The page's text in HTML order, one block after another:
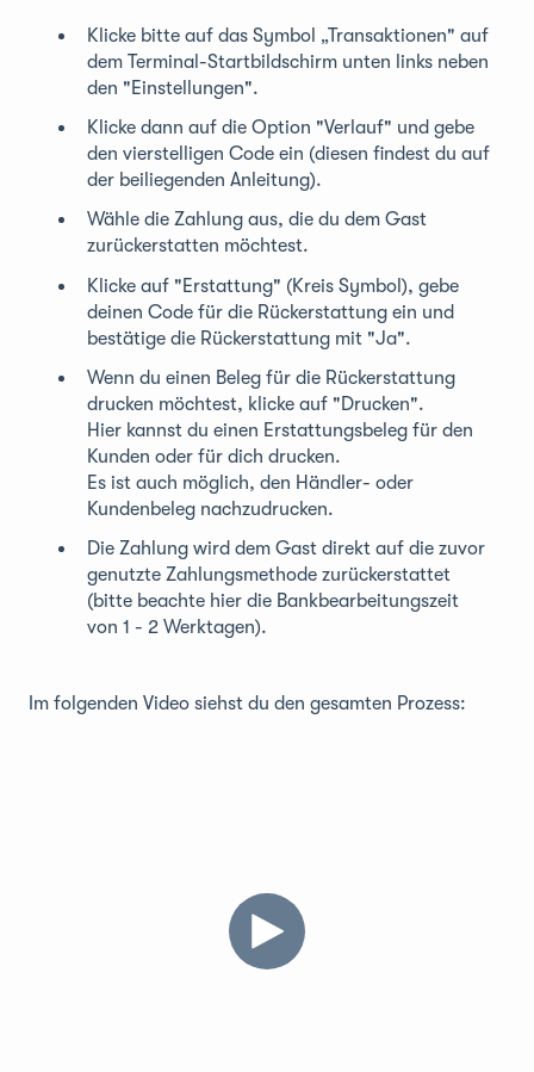
Klicke bitte auf das Symbol „Transaktionen" auf
dem Terminal-Startbildschirm unten links neben
den "Einstellungen".
Klicke dann auf die Option "Verlauf" und gebe
den vierstelligen Code ein (diesen findest du auf
der beiliegenden Anleitung).
Wähle die Zahlung aus, die du dem Gast
zurückerstatten möchtest.
Klicke auf "Erstattung" (Kreis Symbol), gebe
deinen Code für die Rückerstattung ein und
bestätige die Rückerstattung mit "Ja".
Wenn du einen Beleg für die Rückerstattung
drucken möchtest, klicke auf "Drucken".
Hier kannst du einen Erstattungsbeleg für den
Kunden oder für dich drucken.
Es ist auch möglich, den Händler- oder
Kundenbeleg nachzudrucken.
Die Zahlung wird dem Gast direkt auf die zuvor
genutzte Zahlungsmethode zurückerstattet
(bitte beachte hier die Bankbearbeitungszeit
von 1 - 2 Werktagen).
Im folgenden Video siehst du den gesamten Prozess: